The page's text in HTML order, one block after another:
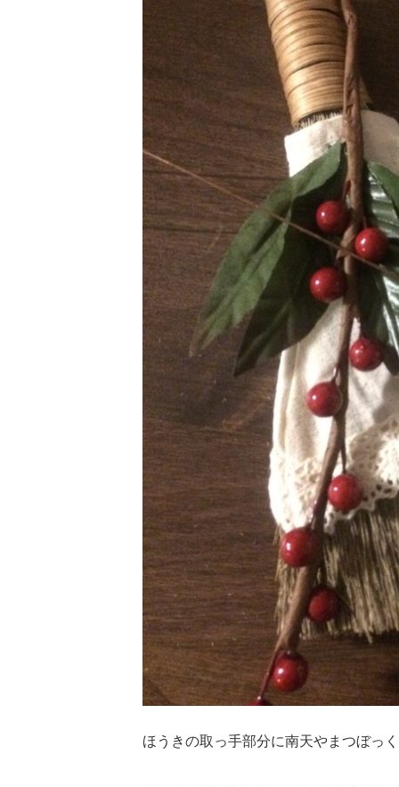
ほうきの取っ手部分に南天やまつぼっ